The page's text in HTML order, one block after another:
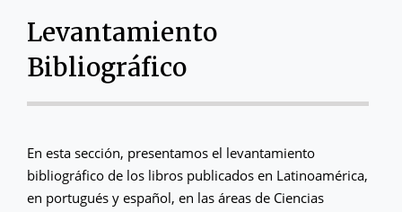
Levantamiento
Bibliográfico
En esta sección, presentamos el levantamiento
bibliográfico de los libros publicados en Latinoamérica,
en portugués y español, en las áreas de Ciencias